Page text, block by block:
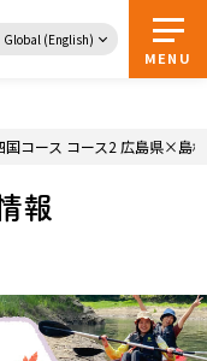
Global (English)
MENU
国コース コース2 広島県×島
報